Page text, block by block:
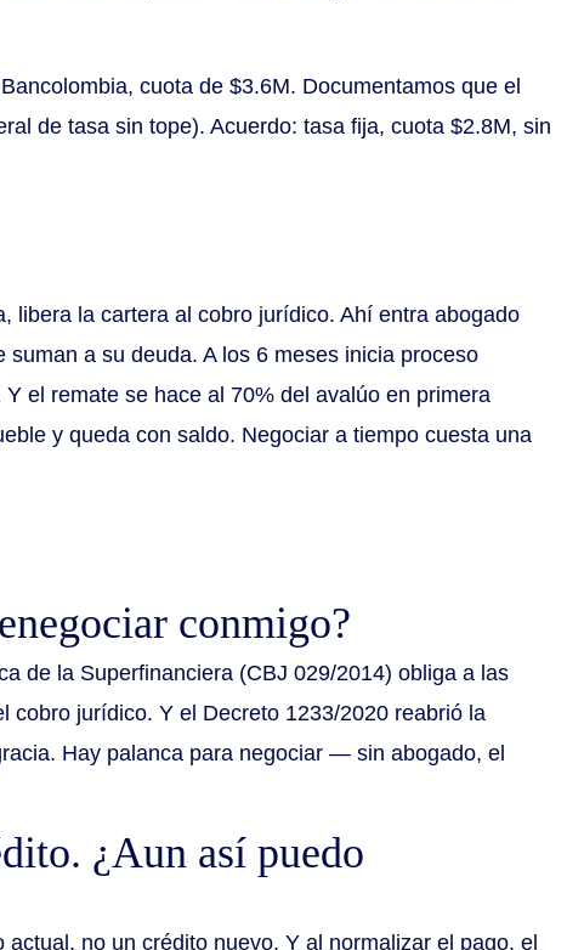
cuota de $3.6M. Documentamos que el
de tasa sin tope). Acuerdo: tasa fija, cuota $2.8M, sin
libera la cartera al cobro jurídico. Ahí entra abogado
a su deuda. A los 6 meses inicia proceso
el remate se hace al 70% del avalúo en primera
y queda con saldo. Negociar a tiempo cuesta una
conmigo?
de la Superfinanciera (CBJ 029/2014) obliga a las
cobro jurídico. Y el Decreto 1233/2020 reabrió la
Hay palanca para negociar — sin abogado, el
¿Aun así puedo
no un crédito nuevo. Y al normalizar el pago, el